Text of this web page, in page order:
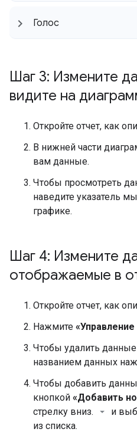
Голос
Шаг 3: Измените
видите на
Откройте отчет, как
В нижней части
вам данные.
Чтобы просмотреть
наведите указатель
графике.
Шаг 4: Измените
отображаемые в
Откройте отчет, как
Нажмите
Чтобы удалить данные
названием данных
Чтобы добавить
кнопкой «Добавить
стрелку вниз.
и
из списка.